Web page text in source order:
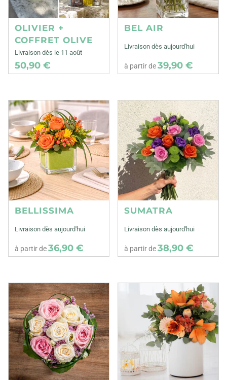
OLIVIER +
COFFRET OLIVE
Livraison dès le 11 août
50,90 €
BEL AIR
Livraison dès aujourd'hui
à partir de39,90 €
BELLISSIMA
Livraison dès aujourd'hui
à partir de36,90 €
SUMATRA
Livraison dès aujourd'hui
à partir de38,90 €